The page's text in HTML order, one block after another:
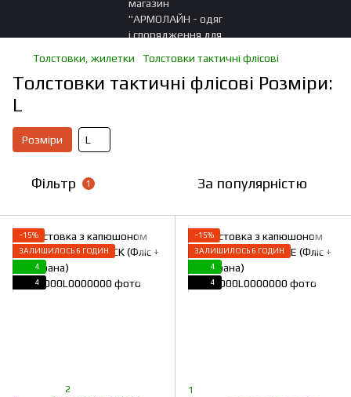
Толстовки, жилетки Толстовки тактичні флісові
Толстовки тактичні флісові Розміри:
L
Розміри L
Фільтр 1 За популярністю
−15%
ЗАЛИШИЛОСЬ 6 ГОДИН
4
4
2
−15%
ЗАЛИШИЛОСЬ 6 ГОДИН
4
4
1